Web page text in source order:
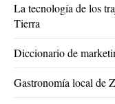
La tecnología de los
Tierra
Diccionario de
Gastronomía local de